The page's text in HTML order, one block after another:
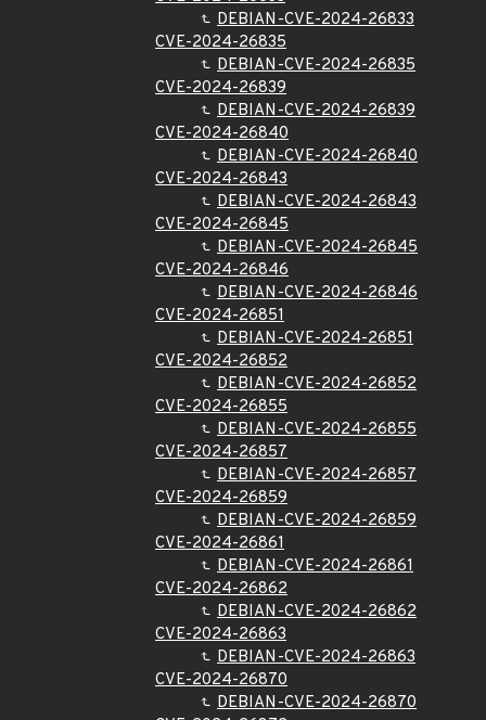
DEBIAN-CVE-2024-26833
CVE-2024-26835
DEBIAN-CVE-2024-26835
CVE-2024-26839
DEBIAN-CVE-2024-26839
CVE-2024-26840
DEBIAN-CVE-2024-26840
CVE-2024-26843
DEBIAN-CVE-2024-26843
CVE-2024-26845
DEBIAN-CVE-2024-26845
CVE-2024-26846
DEBIAN-CVE-2024-26846
CVE-2024-26851
DEBIAN-CVE-2024-26851
CVE-2024-26852
DEBIAN-CVE-2024-26852
CVE-2024-26855
DEBIAN-CVE-2024-26855
CVE-2024-26857
DEBIAN-CVE-2024-26857
CVE-2024-26859
DEBIAN-CVE-2024-26859
CVE-2024-26861
DEBIAN-CVE-2024-26861
CVE-2024-26862
DEBIAN-CVE-2024-26862
CVE-2024-26863
DEBIAN-CVE-2024-26863
CVE-2024-26870
DEBIAN-CVE-2024-26870